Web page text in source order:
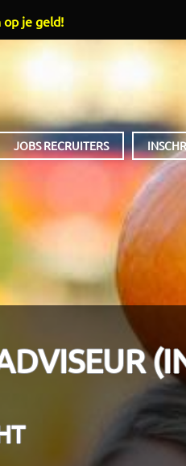
JOBS RECRUITERS
op je geld!